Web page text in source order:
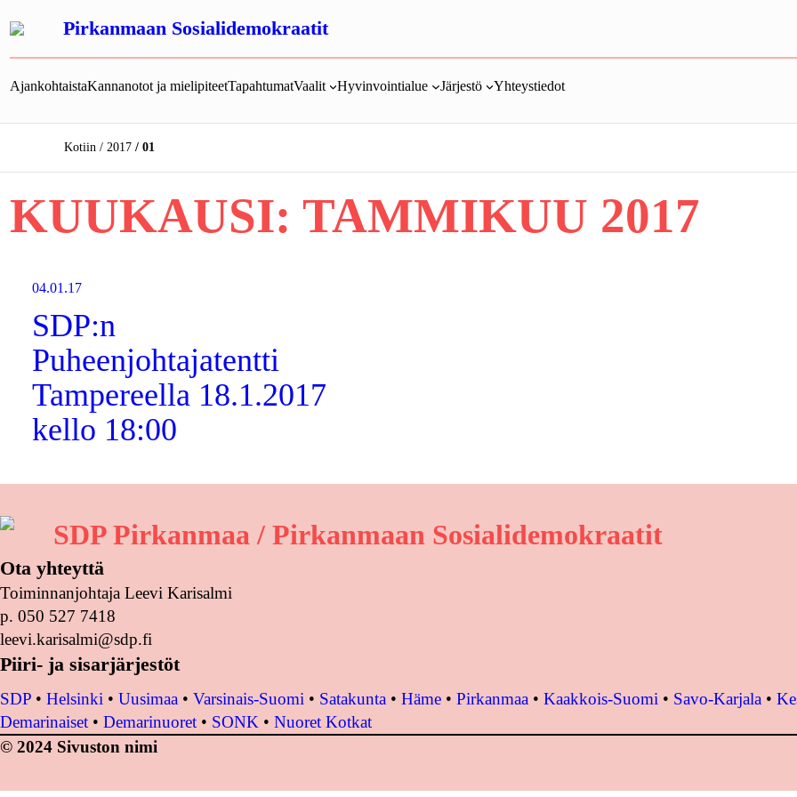
sisältöön
Pirkanmaan Sosialidemokraatit
AjankohtaistaKannanotot ja mielipiteetTapahtumatVaalit Hyvinvointialue Järjestö Yhteystiedot
Kotiin 2017 01
KUUKAUSI: TAMMIKUU 2017
04.01.17
SDP:n
Puheenjohtajatentti
Tampereella 18.1.2017
kello 18:00
SDP Pirkanmaa / Pirkanmaan Sosialidemokraatit
Ota yhteyttä
Toiminnanjohtaja Leevi Karisalmi
p. 050 527 7418
leevi.karisalmi@sdp.fi
Piiri- ja sisarjärjestöt
SDP • Helsinki • Uusimaa • Varsinais-Suomi • Satakunta • Häme • Pirkanmaa • Kaakkois-Suomi • Savo-Karjala •
Demarinaiset • Demarinuoret • SONK • Nuoret Kotkat
© 2024 Sivuston nimi